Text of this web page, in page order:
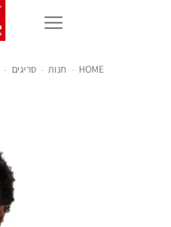
HOME
- חנות - סריגים -